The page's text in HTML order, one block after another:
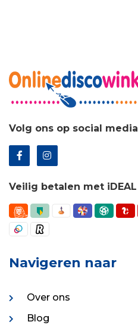
Volg ons op social media
Veilig betalen met iDEAL
Navigeren naar
Over ons
Blog